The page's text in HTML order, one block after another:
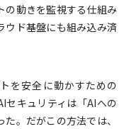
の動きを監視する仕組み
ウド基盤にも組み込み済
を安全に動かすための
セキュリティは「AIへの
。だがこの方法では、